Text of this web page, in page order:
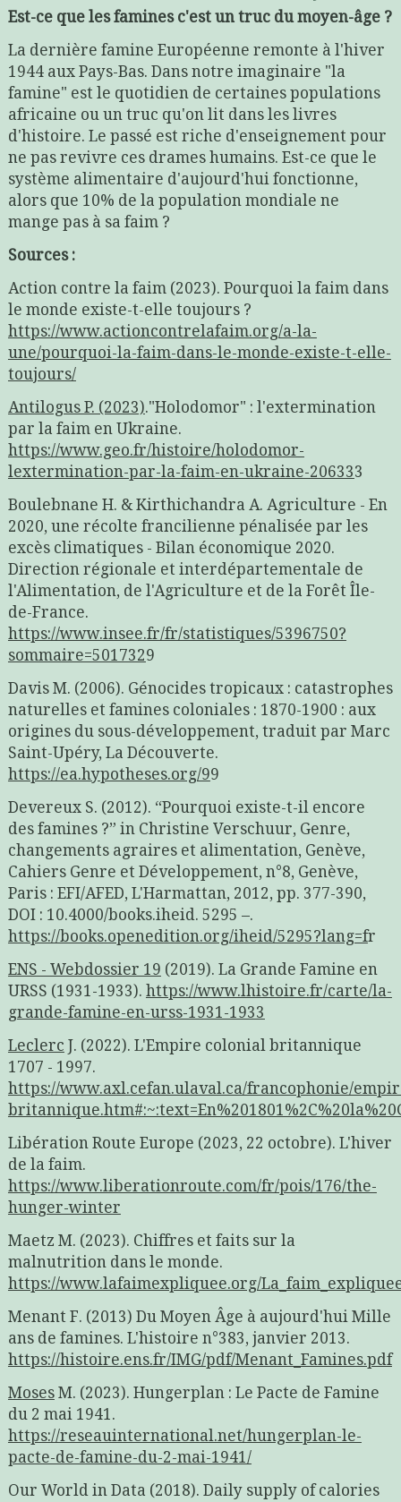
Est-ce que les famines c'est un truc du moyen-âge ?
La dernière famine Européenne remonte à l'hiver
1944 aux Pays-Bas. Dans notre imaginaire "la
famine" est le quotidien de certaines populations
africaine ou un truc qu'on lit dans les livres
d'histoire. Le passé est riche d'enseignement pour
ne pas revivre ces drames humains. Est-ce que le
système alimentaire d'aujourd'hui fonctionne,
alors que 10% de la population mondiale ne
mange pas à sa faim ?
Sources :
Action contre la faim (2023). Pourquoi la faim dans
le monde existe-t-elle toujours ?
https://www.actioncontrelafaim.org/a-la-
une/pourquoi-la-faim-dans-le-monde-existe-t-elle-
toujours/
Antilogus P. (2023)."Holodomor" : l'extermination
par la faim en Ukraine.
https://www.geo.fr/histoire/holodomor-
lextermination-par-la-faim-en-ukraine-206333
Boulebnane H. & Kirthichandra A. Agriculture - En
2020, une récolte francilienne pénalisée par les
excès climatiques - Bilan économique 2020.
Direction régionale et interdépartementale de
l'Alimentation, de l'Agriculture et de la Forêt Île-
de-France.
https://www.insee.fr/fr/statistiques/5396750?
sommaire=5017329
Davis M. (2006). Génocides tropicaux : catastrophes
naturelles et famines coloniales : 1870-1900 : aux
origines du sous-développement, traduit par Marc
Saint-Upéry, La Découverte.
https://ea.hypotheses.org/99
Devereux S. (2012). “Pourquoi existe-t-il encore
des famines ?” in Christine Verschuur, Genre,
changements agraires et alimentation, Genève,
Cahiers Genre et Développement, n°8, Genève,
Paris : EFI/AFED, L'Harmattan, 2012, pp. 377-390,
DOI : 10.4000/books.iheid. 5295 –.
https://books.openedition.org/iheid/5295?lang=fr
ENS - Webdossier 19 (2019). La Grande Famine en
URSS (1931-1933). https://www.lhistoire.fr/carte/la-
grande-famine-en-urss-1931-1933
Leclerc J. (2022). L'Empire colonial britannique
1707 - 1997.
https://www.axl.cefan.ulaval.ca/francophonie/
Libération Route Europe (2023, 22 octobre). L'hiver
de la faim.
https://www.liberationroute.com/fr/pois/176/the-
hunger-winter
Maetz M. (2023). Chiffres et faits sur la
malnutrition dans le monde.
https://www.lafaimexpliquee.org/
Menant F. (2013) Du Moyen Âge à aujourd'hui Mille
ans de famines. L'histoire n°383, janvier 2013.
https://histoire.ens.fr/IMG/pdf/Menant_Famines.pdf
MosesM. (2023). Hungerplan : Le Pacte de Famine
du 2 mai 1941.
https://reseauinternational.net/hungerplan-le-
pacte-de-famine-du-2-mai-1941/
Our World in Data (2018). Daily supply of calories